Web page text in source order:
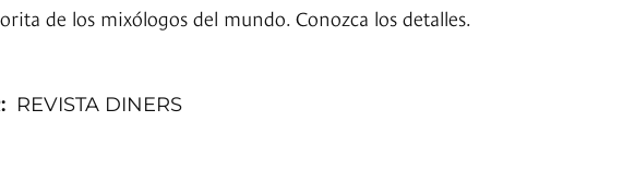
de los mixólogos del mundo. Conozca los detalles.
REVISTA DINERS